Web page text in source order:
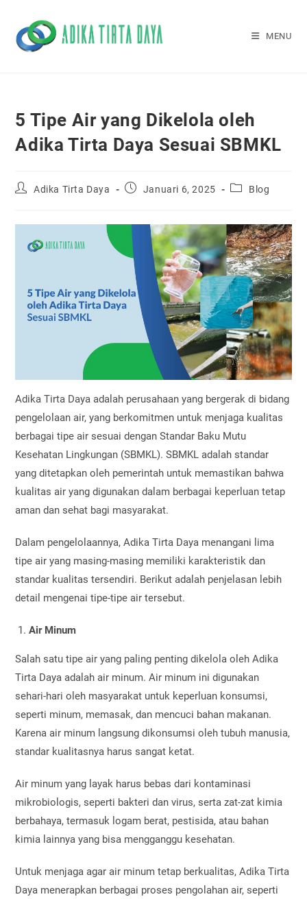
content
MENU
5 Tipe Air yang Dikelola oleh
Adika Tirta Daya Sesuai SBMKL
PostAdika Tirta Daya
Post Januari 6, 2025
PostBlog
Adika Tirta Daya adalah perusahaan yang bergerak di bidang
pengelolaan air, yang berkomitmen untuk menjaga kualitas
berbagai tipe air sesuai dengan Standar Baku Mutu
Kesehatan Lingkungan (SBMKL). SBMKL adalah standar
yang ditetapkan oleh pemerintah untuk memastikan bahwa
kualitas air yang digunakan dalam berbagai keperluan tetap
aman dan sehat bagi masyarakat.
Dalam pengelolaannya, Adika Tirta Daya menangani lima
tipe air yang masing-masing memiliki karakteristik dan
standar kualitas tersendiri. Berikut adalah penjelasan lebih
detail mengenai tipe-tipe air tersebut.
Air Minum
Salah satu tipe air yang paling penting dikelola oleh Adika
Tirta Daya adalah air minum. Air minum ini digunakan
sehari-hari oleh masyarakat untuk keperluan konsumsi,
seperti minum, memasak, dan mencuci bahan makanan.
Karena air minum langsung dikonsumsi oleh tubuh manusia,
standar kualitasnya harus sangat ketat.
Air minum yang layak harus bebas dari kontaminasi
mikrobiologis, seperti bakteri dan virus, serta zat-zat kimia
berbahaya, termasuk logam berat, pestisida, atau bahan
kimia lainnya yang bisa mengganggu kesehatan.
Untuk menjaga agar air minum tetap berkualitas, Adika Tirta
Daya menerapkan berbagai proses pengolahan air, seperti